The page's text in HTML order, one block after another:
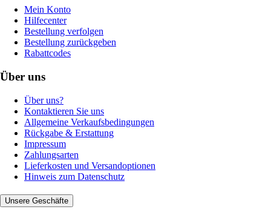
Mein Konto
Hilfecenter
Bestellung verfolgen
Bestellung zurückgeben
Rabattcodes
Über uns
Über uns?
Kontaktieren Sie uns
Allgemeine Verkaufsbedingungen
Rückgabe & Erstattung
Impressum
Zahlungsarten
Lieferkosten und Versandoptionen
Hinweis zum Datenschutz
Unsere Geschäfte